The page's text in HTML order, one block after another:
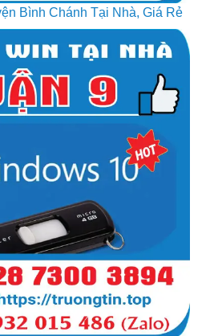
Bình Chánh Tại Nhà, Giá Rẻ